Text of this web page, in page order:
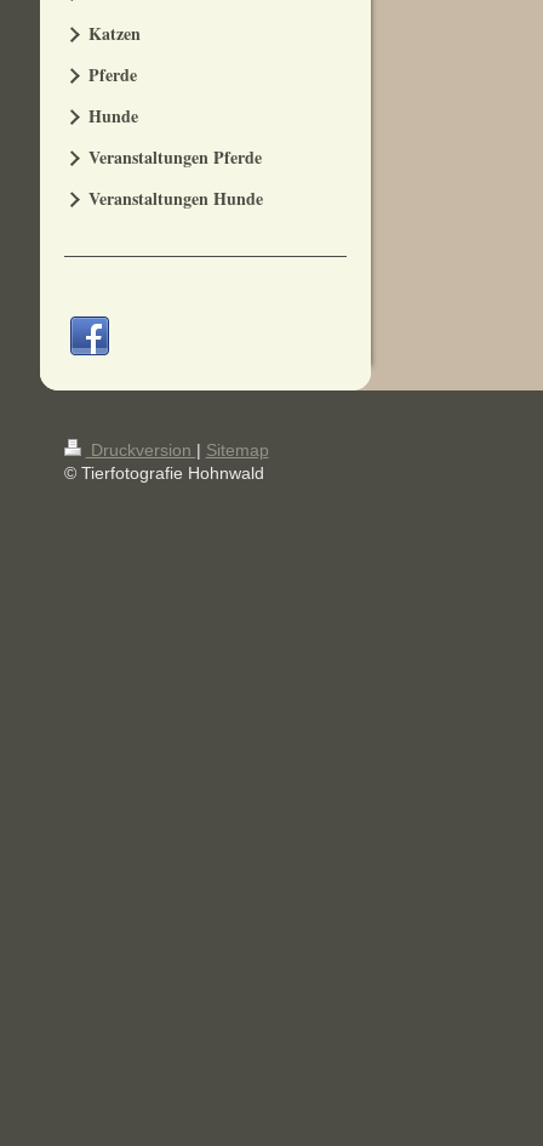
Katzen
Pferde
Hunde
Veranstaltungen Pferde
Veranstaltungen Hunde
Druckversion | Sitemap
© Tierfotografie Hohnwald